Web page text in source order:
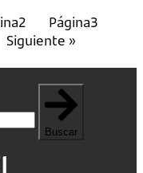
2 Página3
Siguiente »
Buscar